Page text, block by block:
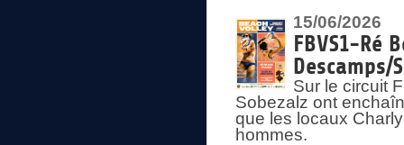
15/06/2026
FBVS1-Ré
Descamps/
Sur le circuit
Sobezalz ont
que les locaux
hommes.